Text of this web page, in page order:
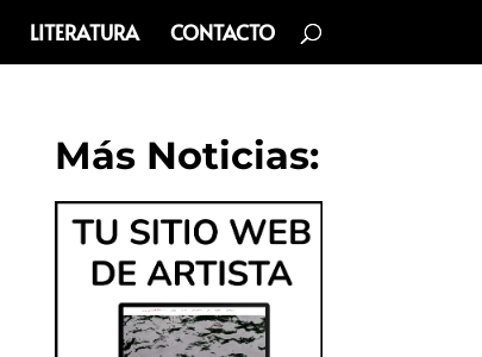
LITERATURA CONTACTO
Más Noticias: